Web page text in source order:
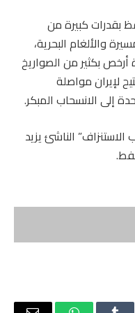
بقدرات كبيرة من
والألغام البحرية،
بكثير من الصواريخ
لإيران مواصلة
إلى الانسحاب المبكر.
الناشئ يزيد